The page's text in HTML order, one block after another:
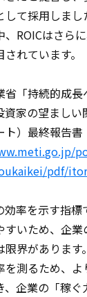
して採用しま
、ROICはさら
れています。
省「持続的成
資家の望ましい
ト）最終報告書
pdf/
効率を示す指
すいため、企
界があります
を測るため、
、企業の「稼